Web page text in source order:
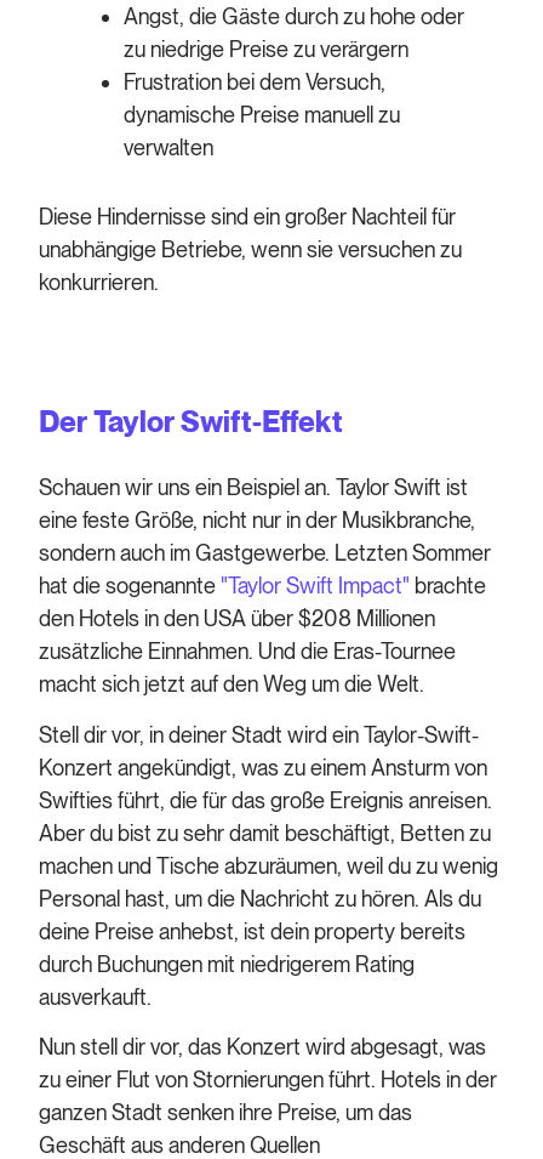
Angst, die Gäste durch zu hohe oder
zu niedrige Preise zu verärgern
Frustration bei dem Versuch,
dynamische Preise manuell zu
verwalten
Diese Hindernisse sind ein großer Nachteil für
unabhängige Betriebe, wenn sie versuchen zu
konkurrieren.
Der Taylor Swift-Effekt
Schauen wir uns ein Beispiel an. Taylor Swift ist
eine feste Größe, nicht nur in der Musikbranche,
sondern auch im Gastgewerbe. Letzten Sommer
hat die sogenannte "Taylor Swift Impact" brachte
den Hotels in den USA über $208 Millionen
zusätzliche Einnahmen. Und die Eras-Tournee
macht sich jetzt auf den Weg um die Welt.
Stell dir vor, in deiner Stadt wird ein Taylor-Swift-
Konzert angekündigt, was zu einem Ansturm von
Swifties führt, die für das große Ereignis anreisen.
Aber du bist zu sehr damit beschäftigt, Betten zu
machen und Tische abzuräumen, weil du zu wenig
Personal hast, um die Nachricht zu hören. Als du
deine Preise anhebst, ist dein property bereits
durch Buchungen mit niedrigerem Rating
ausverkauft.
Nun stell dir vor, das Konzert wird abgesagt, was
zu einer Flut von Stornierungen führt. Hotels in der
ganzen Stadt senken ihre Preise, um das
Geschäft aus anderen Quellen